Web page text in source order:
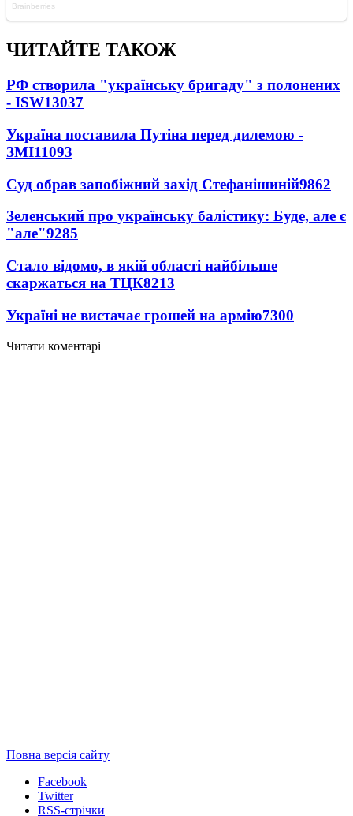
ЧИТАЙТЕ ТАКОЖ
РФ створила "українську бригаду" з полонених
- ISW13037
Україна поставила Путіна перед дилемою -
ЗМІ11093
Суд обрав запобіжний захід Стефанішиній9862
Зеленський про українську балістику: Буде, але є
"але"9285
Стало відомо, в якій області найбільше
скаржаться на ТЦК8213
Україні не вистачає грошей на армію7300
Читати коментарі
Повна версія сайту
Facebook
Twitter
RSS-стрічки